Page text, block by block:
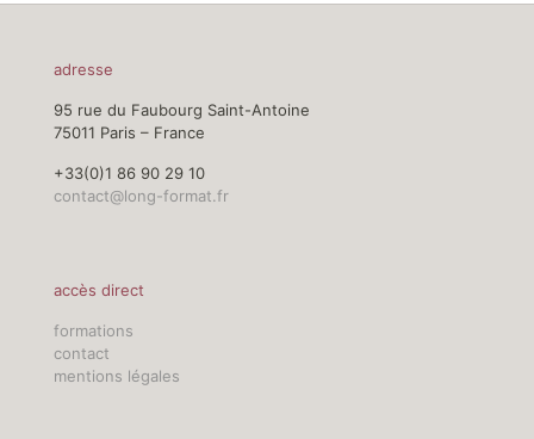
adresse
95 rue du Faubourg Saint-Antoine
75011 Paris – France
+33(0)1 86 90 29 10
contact@long-format.fr
accès direct
formations
contact
mentions légales